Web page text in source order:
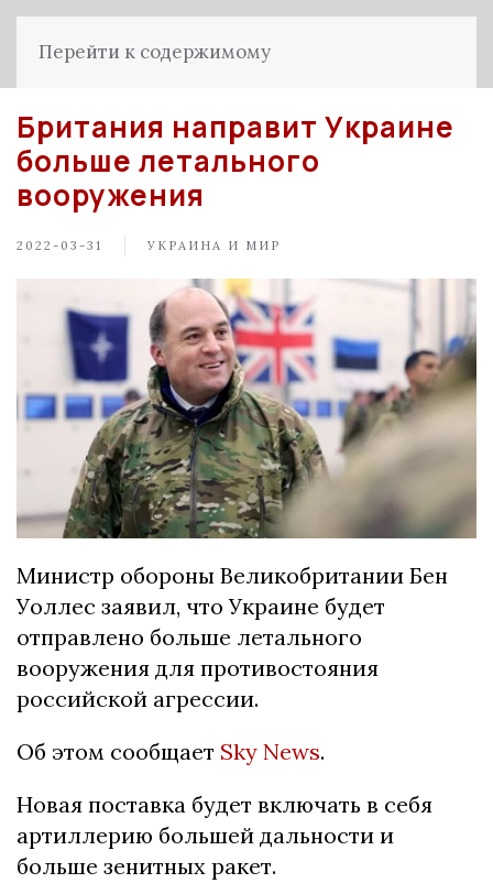
Перейти к содержимому
Британия направит Украине
больше летального
вооружения
2022-03-31 УКРАИНА И МИР
Министр обороны Великобритании Бен
Уоллес заявил, что Украине будет
отправлено больше летального
вооружения для противостояния
российской агрессии.
Об этом сообщает Sky News.
Новая поставка будет включать в себя
артиллерию большей дальности и
больше зенитных ракет.